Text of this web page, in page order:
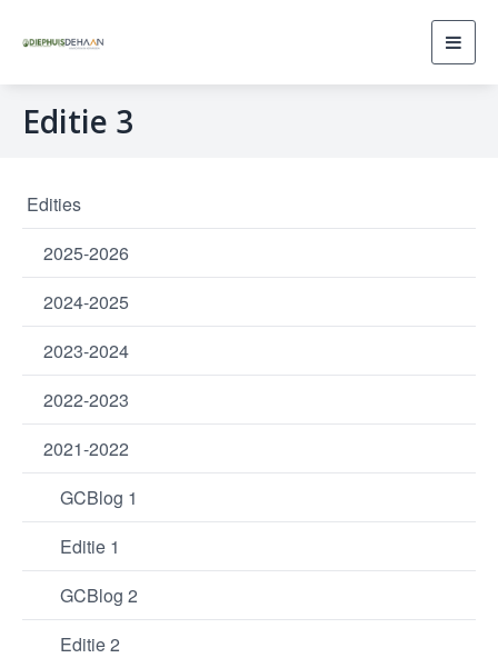
Editie 3
Edities
2025-2026
2024-2025
2023-2024
2022-2023
2021-2022
GCBlog 1
Editie 1
GCBlog 2
Editie 2